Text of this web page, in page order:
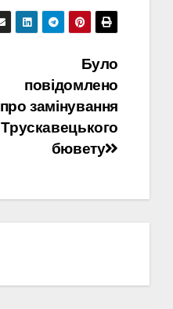
Було
повідомлено
про замінування
Трускавецького
бювету